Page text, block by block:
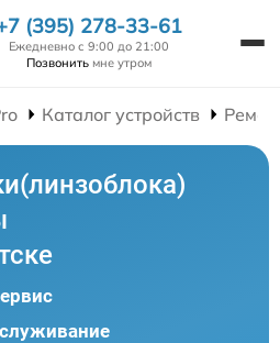
(395) 278-33-61
Ежедневно с 9:00 до 21:00
Позвонить мне утром
Каталог устройств